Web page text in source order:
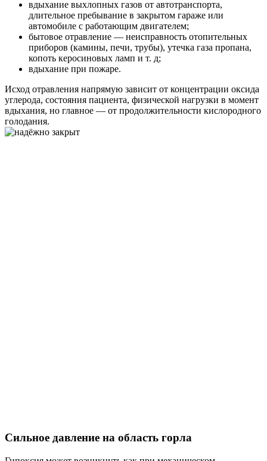
вдыхание выхлопных газов от автотранспорта,
длительное пребывание в закрытом гараже или
автомобиле с работающим двигателем;
бытовое отравление — неисправность отопительных
приборов (камины, печи, трубы), утечка газа пропана,
копоть керосиновых ламп и т. д;
вдыхание при пожаре.
Исход отравления напрямую зависит от концентрации оксида
углерода, состояния пациента, физической нагрузки в момент
вдыхания, но главное — от продолжительности кислородного
голодания.
Сильное давление на область горла